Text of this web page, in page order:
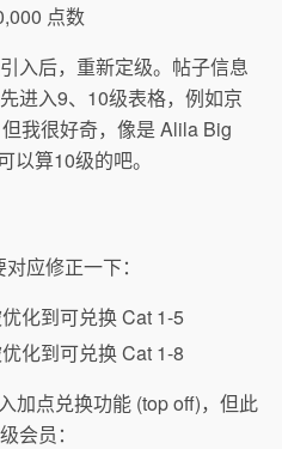
点数
入后，重新定级。帖子信息
进入9、10级表格，例如京
我很好奇，像是 Alila Big
以算10级的吧。
应修正一下：
化到可兑换 Cat 1-5
化到可兑换 Cat 1-8
加点兑换功能 (top off)，但此
会员：